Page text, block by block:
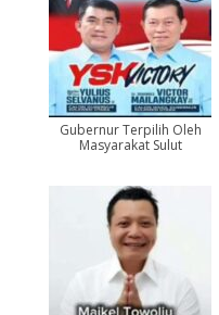
Gubernur Terpilih Oleh
Masyarakat Sulut